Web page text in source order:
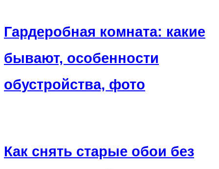
Гардеробная комната: какие
бывают, особенности
обустройства, фото
Как снять старые обои без